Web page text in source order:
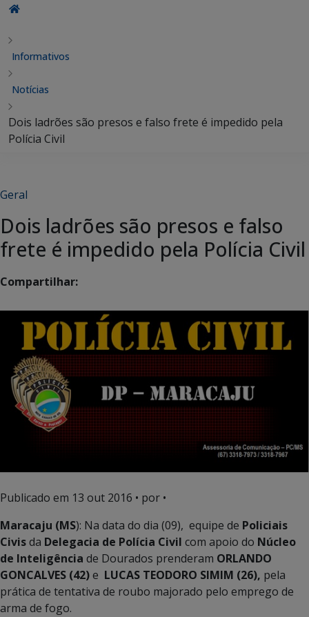
Informativos
Notícias
Dois ladrões são presos e falso frete é impedido pela
Polícia Civil
Geral
Dois ladrões são presos e falso
frete é impedido pela Polícia Civil
Compartilhar:
Publicado em 13 out 2016 • por •
Maracaju (MS): Na data do dia (09), equipe de Policiais
Civisda Delegacia de Polícia Civil com apoio do Núcleo
de Inteligência de Dourados prenderam ORLANDO
GONCALVES (42)e LUCAS TEODORO SIMIM (26), pela
prática de tentativa de roubo majorado pelo emprego de
arma de fogo.